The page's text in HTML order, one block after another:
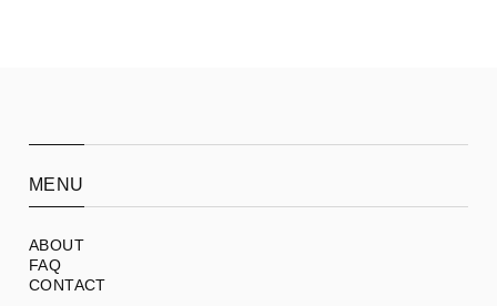
MENU
ABOUT
FAQ
CONTACT